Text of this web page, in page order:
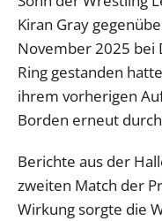
Kiran Gray
November 2025 bei
Ring gestanden
ihrem vorherigen
Borden erneut
Berichte aus der
zweiten Match der
Wirkung sorgte die